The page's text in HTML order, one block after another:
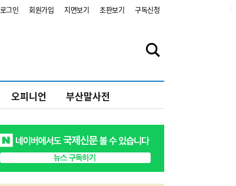
로그인 회원가입 지면보기 초판보기 구독신청
오피니언 부산말사전